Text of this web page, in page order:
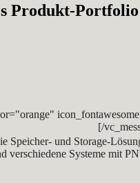
Produkt-
[/
und Storage-
verschiedene Systeme mit